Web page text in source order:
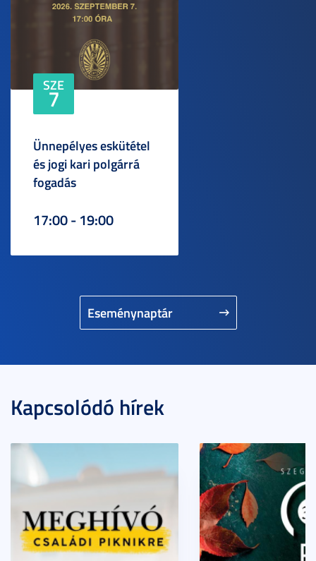
Eseménynaptár
SZE
7
Ünnepélyes eskütétel
és jogi kari polgárrá
fogadás
17:00 - 19:00
Kapcsolódó hírek